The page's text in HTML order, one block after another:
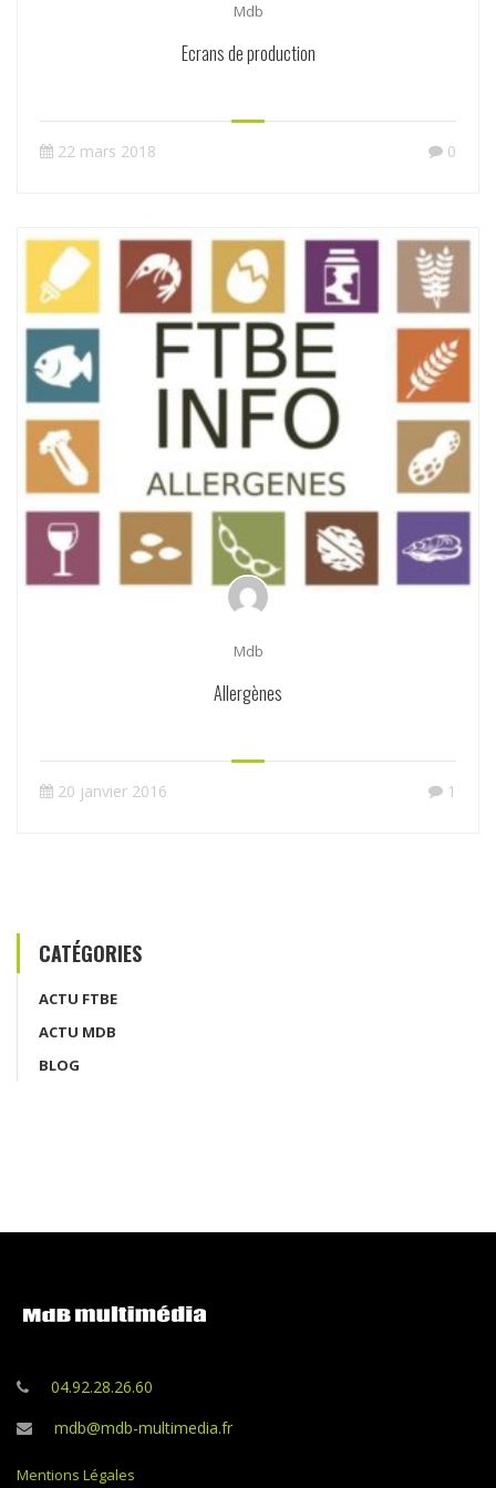
Mdb
Ecrans de production
22 mars 2018 0
Mdb
Allergènes
20 janvier 2016 1
CATÉGORIES
ACTU FTBE
ACTU MDB
BLOG
04.92.28.26.60
mdb@mdb-multimedia.fr
Mentions Légales